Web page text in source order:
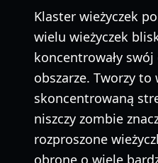
Klaster wieżyczek
wielu wieżyczek
koncentrowały
obszarze. Tworzy to
skoncentrowaną
niszczy zombie
rozproszone
obronę o wiele